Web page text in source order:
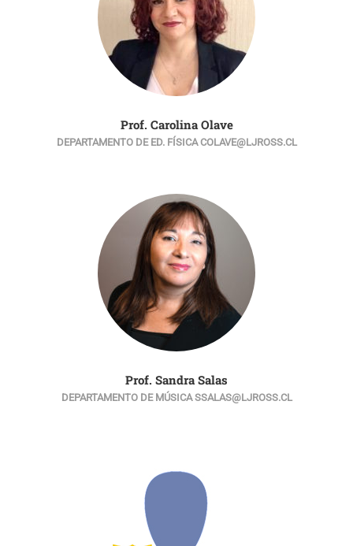
Prof. Carolina Olave
DEPARTAMENTO DE ED. FÍSICA COLAVE@LJROSS.CL
Prof. Sandra Salas
DEPARTAMENTO DE MÚSICA SSALAS@LJROSS.CL